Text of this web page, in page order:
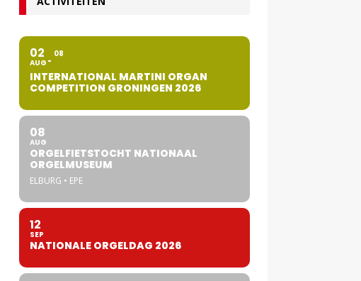
02
AUG
08
INTERNATIONAL MARTINI ORGAN
COMPETITION GRONINGEN 2026
08
AUG
ORGELFIETSTOCHT NATIONAAL
ORGELMUSEUM
ELBURG • EPE
12
SEP
NATIONALE ORGELDAG 2026